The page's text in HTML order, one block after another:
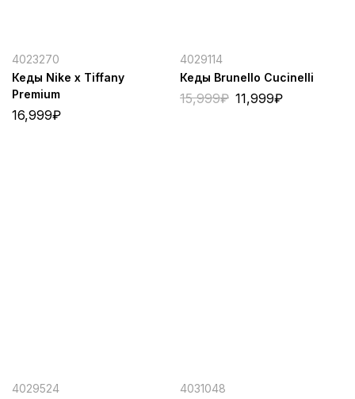
4023270
Кеды Nike x Tiffany
Premium
16,999₽
4029114
Кеды Brunello Cucinelli
15,999₽ 11,999₽
4029524
4031048